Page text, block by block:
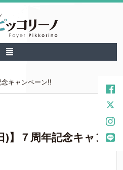
念キャンペーン!!
)】７周年記念キャン